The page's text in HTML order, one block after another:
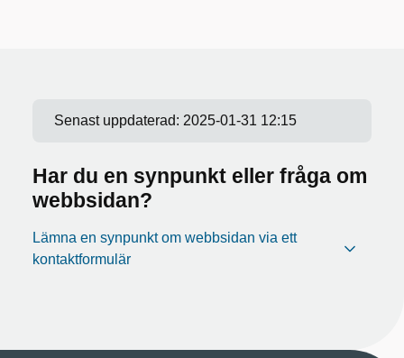
Senast uppdaterad: 2025-01-31 12:15
Har du en synpunkt eller fråga om
webbsidan?
Lämna en synpunkt om webbsidan via ett
kontaktformulär